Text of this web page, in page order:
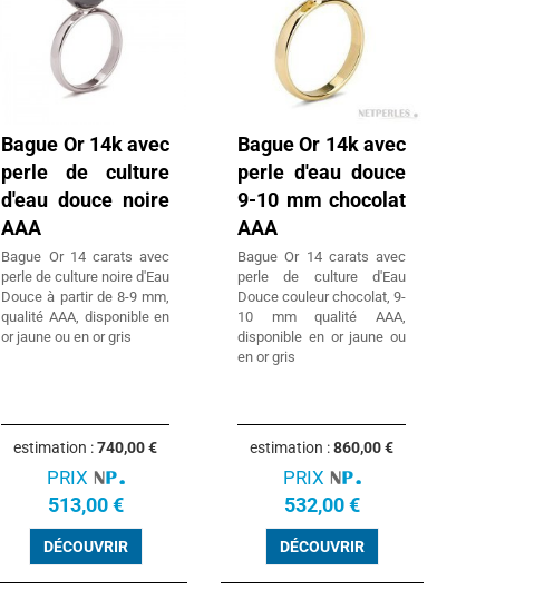
Bague Or 14k avec
perle de culture
d'eau douce noire
AAA
Bague Or 14 carats avec
perle de culture noire d'Eau
Douce à partir de 8-9 mm,
qualité AAA, disponible en
or jaune ou en or gris
estimation :740,00 €
PRIX
513,00 €
DÉCOUVRIR
Bague Or 14k avec
perle d'eau douce
9-10 mm chocolat
AAA
Bague Or 14 carats avec
perle de culture d'Eau
Douce couleur chocolat, 9-
10 mm qualité AAA,
disponible en or jaune ou
en or gris
estimation :860,00 €
PRIX
532,00 €
DÉCOUVRIR